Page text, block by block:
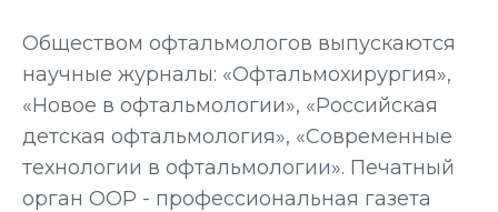
Обществом офтальмологов выпускаются
научные журналы: «Офтальмохирургия»,
«Новое в офтальмологии», «Российская
детская офтальмология», «Современные
технологии в офтальмологии». Печатный
орган ООР - профессиональная газета